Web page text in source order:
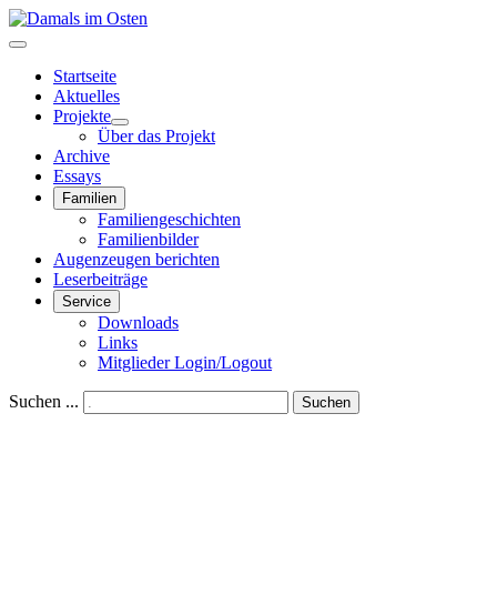
Startseite
Aktuelles
Projekte
Über das Projekt
Archive
Essays
Familien
Familiengeschichten
Familienbilder
Augenzeugen berichten
Leserbeiträge
Service
Downloads
Links
Mitglieder Login/Logout
Suchen ... Suchen